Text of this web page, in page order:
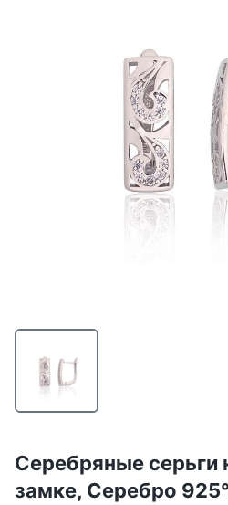
Серебряные серьги
замке, Серебро